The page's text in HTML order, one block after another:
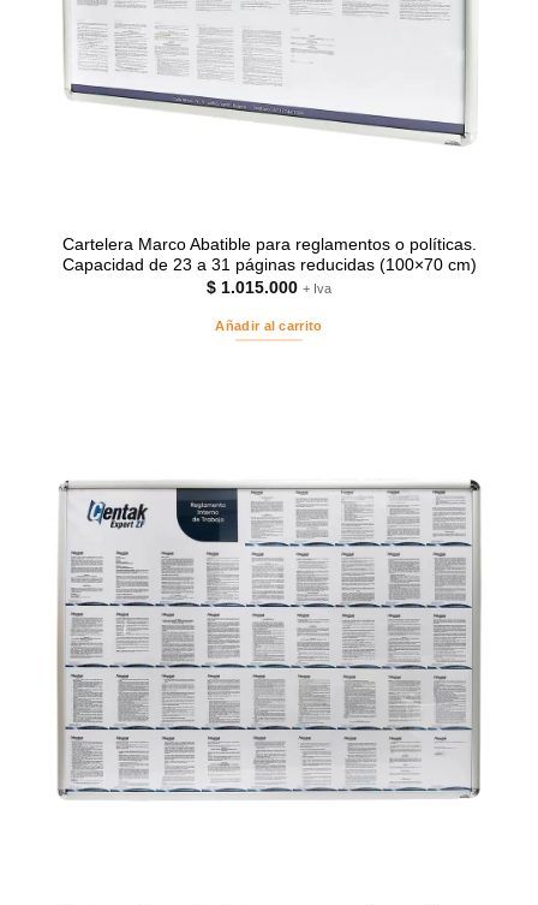
Cartelera Marco Abatible para reglamentos o políticas.
Capacidad de 23 a 31 páginas reducidas (100×70 cm)
$ 1.015.000 + Iva
Añadir al carrito